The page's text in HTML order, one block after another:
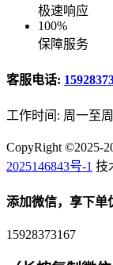
极速响应
100%
保障服务
客服电话:
工作时间: 周一至
CopyRight ©2025-
2025146843号-1 技
添加微信，享下单
15928373167